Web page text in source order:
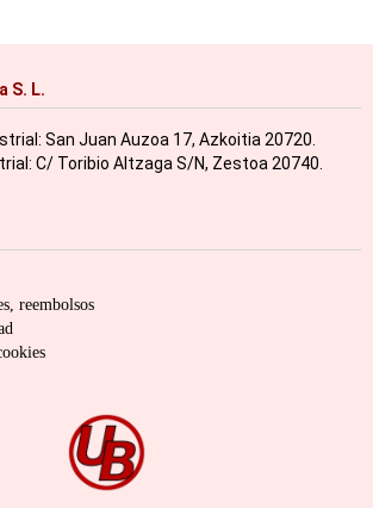
S. L.
San Juan Auzoa 17, Azkoitia 20720.
C/ Toribio Altzaga S/N, Zestoa 20740.
reembolsos